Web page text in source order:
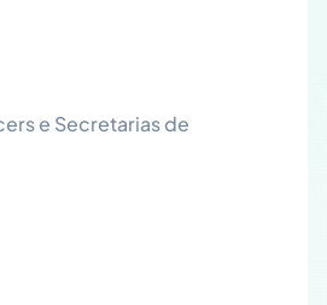
e Secretarias de